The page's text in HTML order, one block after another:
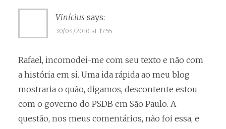
Vinícius says:
30/04/2010 at 17:55
Rafael, incomodei-me com seu texto e não com
a história em si. Uma ida rápida ao meu blog
mostraria o quão, digamos, descontente estou
com o governo do PSDB em São Paulo. A
questão, nos meus comentários, não foi essa, e